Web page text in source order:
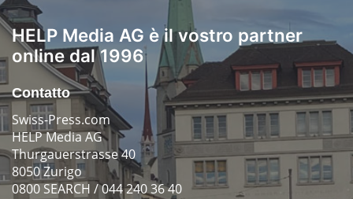
HELP Media AG è il vostro partner
online dal 1996
Contatto
Swiss-Press.com
HELP Media AG
Thurgauerstrasse 40
8050 Zurigo
0800 SEARCH / 044 240 36 40